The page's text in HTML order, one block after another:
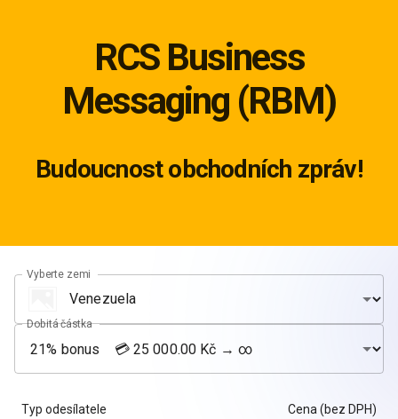
RCS Business
Messaging (RBM)
Budoucnost obchodních zpráv!
Vyberte zemi
Dobitá částka
Typ odesílatele Cena (bez DPH)